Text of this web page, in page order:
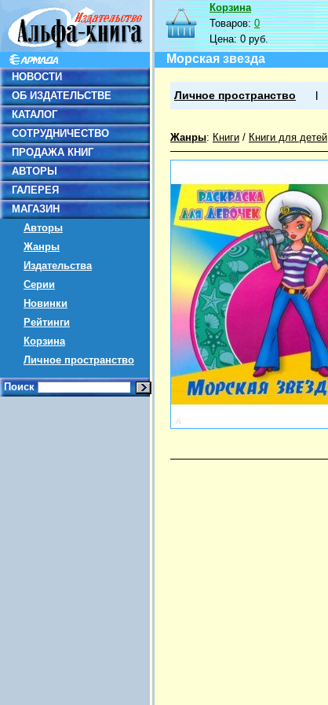
НОВОСТИ
ОБ ИЗДАТЕЛЬСТВЕ
КАТАЛОГ
СОТРУДНИЧЕСТВО
ПРОДАЖА КНИГ
АВТОРЫ
ГАЛЕРЕЯ
МАГАЗИН
Авторы
Жанры
Издательства
Серии
Новинки
Рейтинги
Корзина
Личное пространство
Поиск
Корзина
Товаров:0
Цена:0 руб.
Морская звезда
Личное пространство
Жанры: Книги / Книги для детей